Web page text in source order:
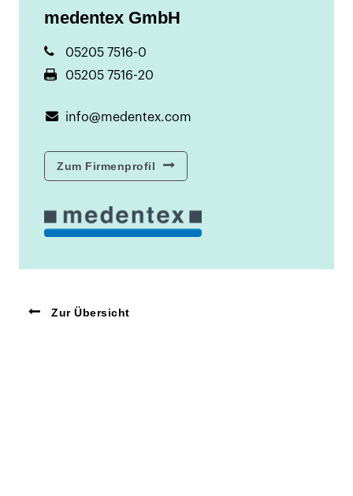
medentex GmbH
05205 7516-0
05205 7516-20
info@medentex.com
Zum Firmenprofil
Zur Übersicht